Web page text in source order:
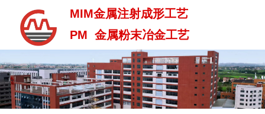
PM 金属粉末治金工艺
MIM金属注射成形工艺
PM 金属粉末冶金工艺